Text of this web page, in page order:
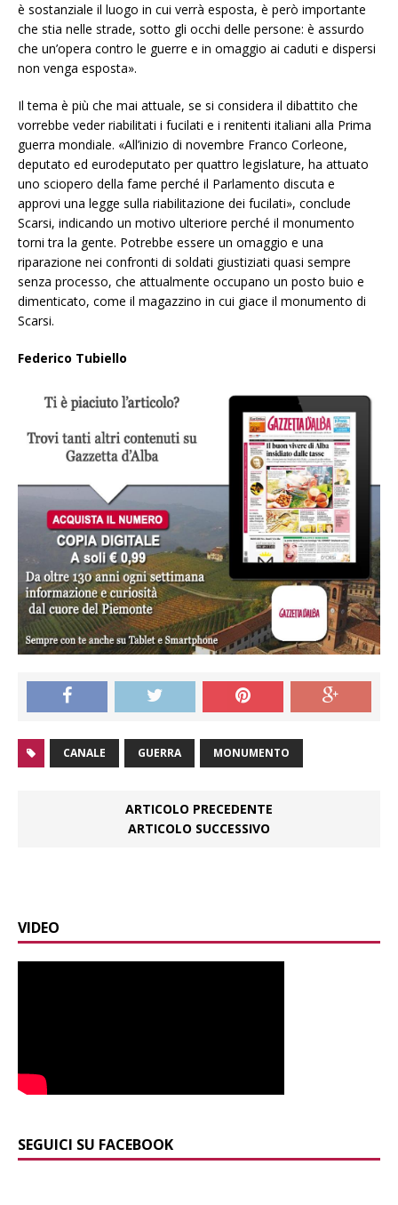
è sostanziale il luogo in cui verrà esposta, è però importante
che stia nelle strade, sotto gli occhi delle persone: è assurdo
che un’opera contro le guerre e in omaggio ai caduti e dispersi
non venga esposta».
Il tema è più che mai attuale, se si considera il dibattito che
vorrebbe veder riabilitati i fucilati e i renitenti italiani alla Prima
guerra mondiale. «All’inizio di novembre Franco Corleone,
deputato ed eurodeputato per quattro legislature, ha attuato
uno sciopero della fame perché il Parlamento discuta e
approvi una legge sulla riabilitazione dei fucilati», conclude
Scarsi, indicando un motivo ulteriore perché il monumento
torni tra la gente. Potrebbe essere un omaggio e una
riparazione nei confronti di soldati giustiziati quasi sempre
senza processo, che attualmente occupano un posto buio e
dimenticato, come il magazzino in cui giace il monumento di
Scarsi.
Federico Tubiello
CANALE GUERRA MONUMENTO
ARTICOLO PRECEDENTE
ARTICOLO SUCCESSIVO
VIDEO
SEGUICI SU FACEBOOK